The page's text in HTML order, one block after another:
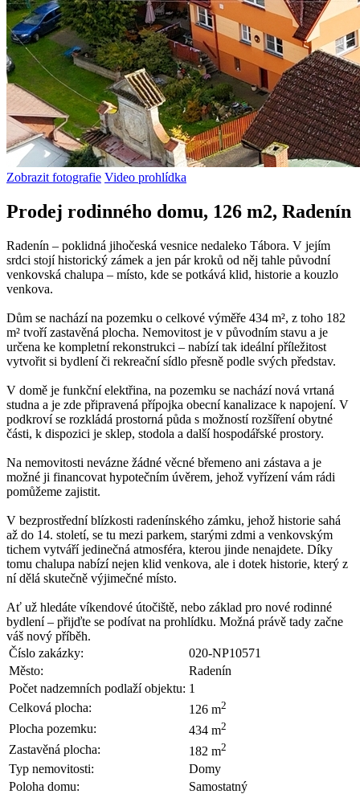
Zobrazit fotografie Video prohlídka
Prodej rodinného domu, 126 m2, Radenín
Radenín – poklidná jihočeská vesnice nedaleko Tábora. V jejím
srdci stojí historický zámek a jen pár kroků od něj tahle původní
venkovská chalupa – místo, kde se potkává klid, historie a kouzlo
venkova.
Dům se nachází na pozemku o celkové výměře 434 m², z toho 182
m² tvoří zastavěná plocha. Nemovitost je v původním stavu a je
určena ke kompletní rekonstrukci – nabízí tak ideální příležitost
vytvořit si bydlení či rekreační sídlo přesně podle svých představ.
V domě je funkční elektřina, na pozemku se nachází nová vrtaná
studna a je zde připravená přípojka obecní kanalizace k napojení. V
podkroví se rozkládá prostorná půda s možností rozšíření obytné
části, k dispozici je sklep, stodola a další hospodářské prostory.
Na nemovitosti nevázne žádné věcné břemeno ani zástava a je
možné ji financovat hypotečním úvěrem, jehož vyřízení vám rádi
pomůžeme zajistit.
V bezprostřední blízkosti radenínského zámku, jehož historie sahá
až do 14. století, se tu mezi parkem, starými zdmi a venkovským
tichem vytváří jedinečná atmosféra, kterou jinde nenajdete. Díky
tomu chalupa nabízí nejen klid venkova, ale i dotek historie, který z
ní dělá skutečně výjimečné místo.
Ať už hledáte víkendové útočiště, nebo základ pro nové rodinné
bydlení – přijďte se podívat na prohlídku. Možná právě tady začne
váš nový příběh.
Číslo zakázky:
020-NP10571
Město:
Radenín
Počet nadzemních podlaží objektu: 1
Celková plocha:
126 m2
Plocha pozemku: 434 m2
Zastavěná plocha: 182 m2
Typ nemovitosti:
Domy
Poloha domu:
Samostatný